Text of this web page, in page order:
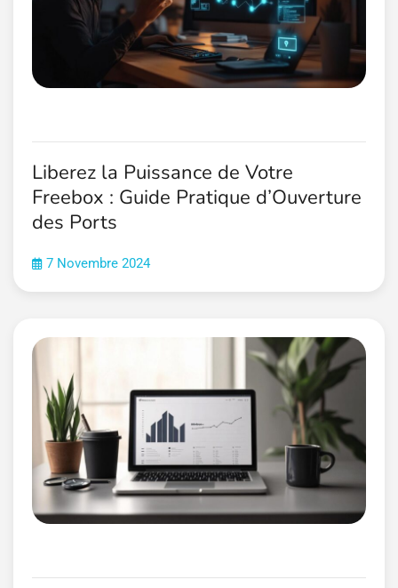
Liberez la Puissance de Votre
Freebox : Guide Pratique d’Ouverture
des Ports
7 Novembre 2024